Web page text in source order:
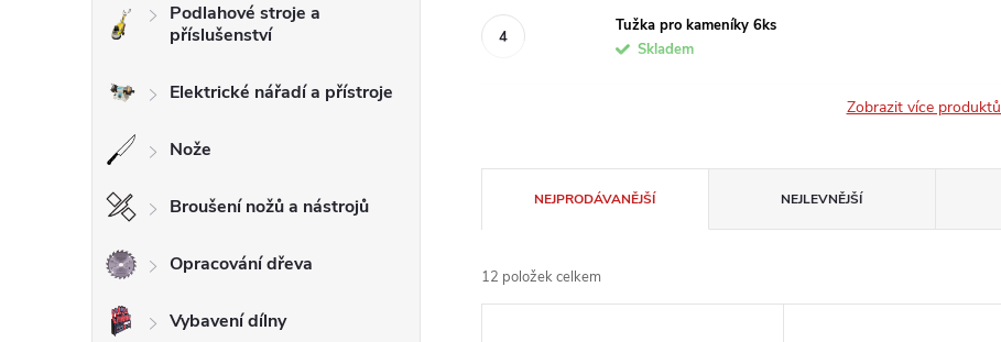
p
n
e
Podlahové stroje a
příslušenství
Elektrické nářadí a přístroje
Nože
Broušení nožů a nástrojů
Opracování dřeva
Vybavení dílny
Tužka pro kameníky 6ks
Skladem
Zobrazit více produktů
a
z
NEJPRODÁVANĚJŠÍ NEJLEVNĚJŠÍ
12 položek celkem